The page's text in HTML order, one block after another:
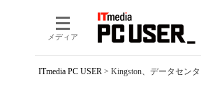
メディア
ITmedia PC USER > Kingston、データセン